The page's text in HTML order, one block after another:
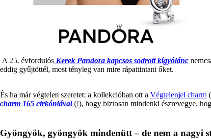
A 25. évfordulós Kerek Pandora kapcsos sodrott kígyólánc
eddig gyűjtöttél, most tényleg van mire rápattintani őket.
És ha már végtelen szeretet: a kollekcióban ott a Végtelenjel charm
charm 165 cirkóniával(!), hogy biztosan mindenki észrevegye,
Gyöngyök, gyöngyök mindenütt – de nem a nagyi